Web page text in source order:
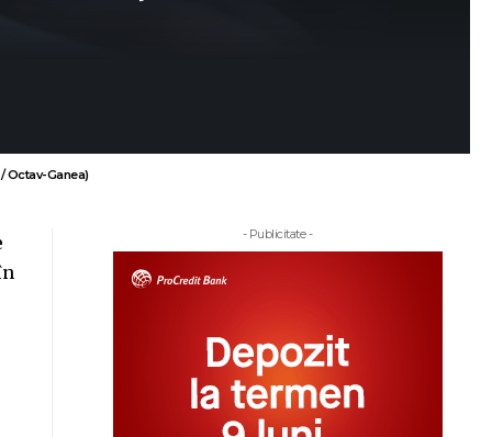
Octav-Ganea)
- Publicitate -